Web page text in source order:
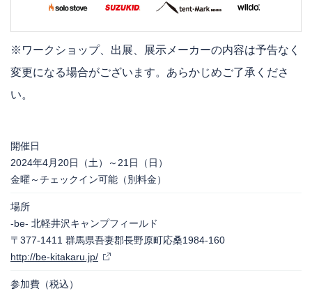
※ワークショップ、出展、展示メーカーの内容は予告なく
変更になる場合がございます。 あらかじめご了承くださ
い。
開催日
2024年4月20日（土）～21日（日）
金曜～チェックイン可能（別料金）
場所
-be- 北軽井沢キャンプフィールド
〒377-1411 群馬県吾妻郡長野原町応桑1984-160
http://be-kitakaru.jp/
参加費（税込）